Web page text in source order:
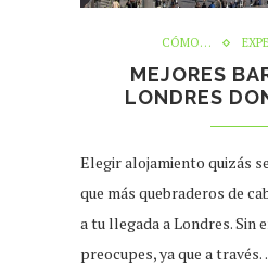
CÓMO…
MEJORES
LONDRES
Elegir alojamiento quizás
que más quebraderos de
a tu llegada a Londres. Sin
preocupes, ya que a